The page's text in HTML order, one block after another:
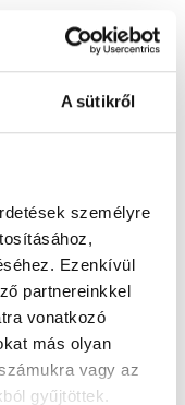
A sütikről
személyre
Ezenkívül
partnereinkkel
vonatkozó
más olyan
vagy az
gyűjtöttek.
ultrahang
szakorvos
kerület